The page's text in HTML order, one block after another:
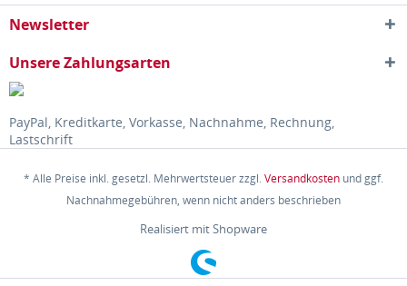
Newsletter
Unsere Zahlungsarten
PayPal, Kreditkarte, Vorkasse, Nachnahme, Rechnung,
Lastschrift
* Alle Preise inkl. gesetzl. Mehrwertsteuer zzgl.Versandkosten und ggf.
Nachnahmegebühren, wenn nicht anders beschrieben
Realisiert mit Shopware